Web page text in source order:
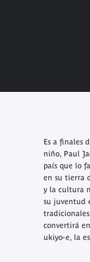
Es a finales
niño, Paul
país que lo
en su tierra
y la cultura
su juventud
convertirá
ukiyo-e, la